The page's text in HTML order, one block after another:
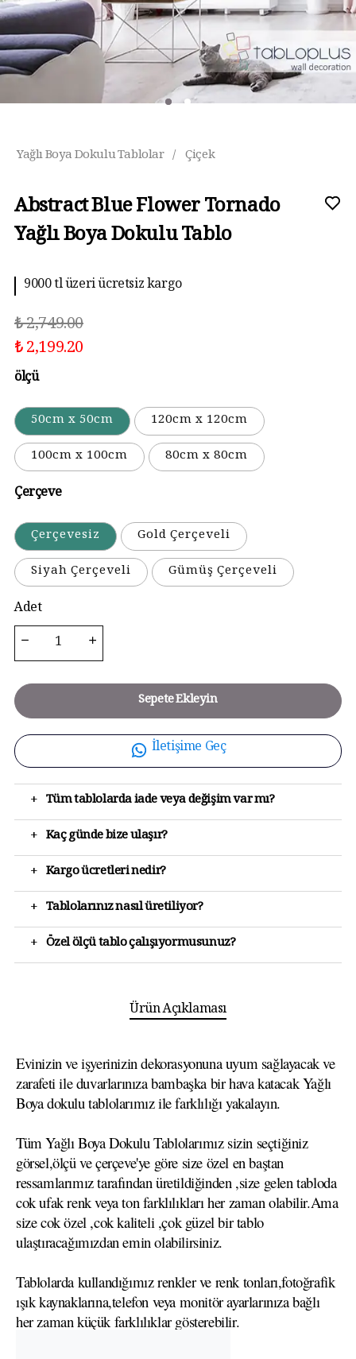
Yağlı Boya Dokulu Tablolar / Çiçek
Abstract Blue Flower Tornado
Yağlı Boya Dokulu Tablo
9000 tl üzeri ücretsiz kargo
₺ 2,749.00
₺ 2,199.20
ölçü
50cm x 50cm
120cm x 120cm
100cm x 100cm
80cm x 80cm
Çerçeve
Çerçevesiz
Gold Çerçeveli
Siyah Çerçeveli
Gümüş Çerçeveli
Adet
Sepete Ekleyin
İletişime Geç
+ Tüm tablolarda iade veya değişim var mı?
+ Kaç günde bize ulaşır?
+ Kargo ücretleri nedir?
+ Tablolarınız nasıl üretiliyor?
+ Özel ölçü tablo çalışıyormusunuz?
Ürün Açıklaması
Evinizin ve işyerinizin dekorasyonuna uyum sağlayacak ve
zarafeti ile duvarlarınıza bambaşka bir hava katacak Yağlı
Boya dokulu tablolarımız ile farklılığı yakalayın.
Tüm Yağlı Boya Dokulu Tablolarımız sizin seçtiğiniz
görsel,ölçü ve çerçeve'ye göre size özel en baştan
ressamlarımız tarafından üretildiğinden ,size gelen tabloda
cok ufak renk veya ton farklılıkları her zaman olabilir.Ama
size cok özel ,cok kaliteli ,çok güzel bir tablo
ulaştıracağımızdan emin olabilirsiniz.
Tablolarda kullandığımız renkler ve renk tonları,fotoğrafik
ışık kaynaklarına,telefon veya monitör ayarlarınıza bağlı
her zaman küçük farklılıklar gösterebilir.